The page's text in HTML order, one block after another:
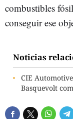
combustibles
conseguir ese
Noticias
CIE
Basquevolt